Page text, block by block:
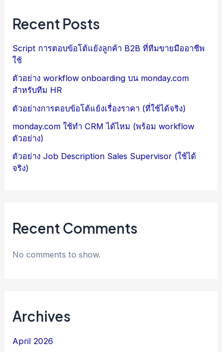
Recent Posts
Script การตอบข้อโต้แย้งลูกค้า B2B ที่ทีมขายมืออาชีพ
ใช้
ตัวอย่าง workflow onboarding บน monday.com
สำหรับทีม HR
ตัวอย่างการตอบข้อโต้แย้งเรื่องราคา (ที่ใช้ได้จริง)
monday.com ใช้ทำ CRM ได้ไหม (พร้อม workflow
ตัวอย่าง)
ตัวอย่าง Job Description Sales Supervisor (ใช้ได้
จริง)
Recent Comments
No comments to show.
Archives
April 2026